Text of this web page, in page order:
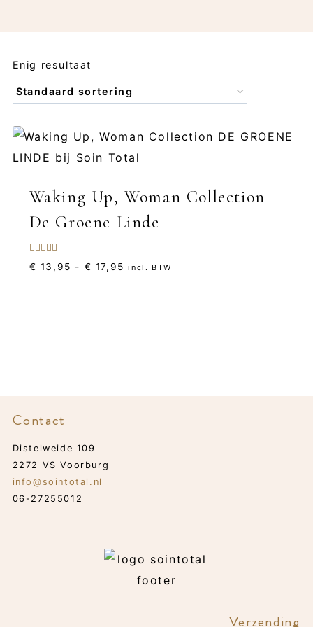
Enig resultaat
Waking Up, Woman Collection –
De Groene Linde
Gewaardeerd
5.00
€ 13,95 - € 17,95 Prijsklasse:
incl. BTW
Contact
Distelweide 109
2272 VS Voorburg
info@sointotal.nl
06-27255012
Verzending